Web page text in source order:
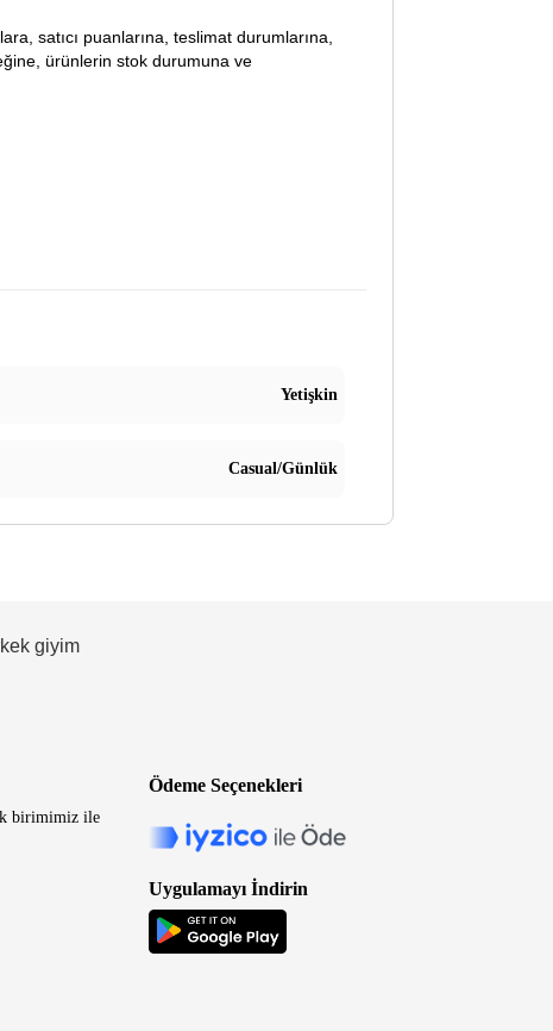
satıcı puanlarına, teslimat durumlarına,
ürünlerin stok durumuna ve
Yetişkin
Casual/Günlük
giyim
birimimiz ile
Ödeme Seçenekleri
Uygulamayı İndirin